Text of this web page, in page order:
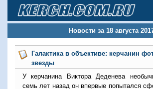
Новости за 18 августа
Галактика в объективе: керчанин
звезды
У керчанина Виктора Деденева
семь лет назад он впервые попытался